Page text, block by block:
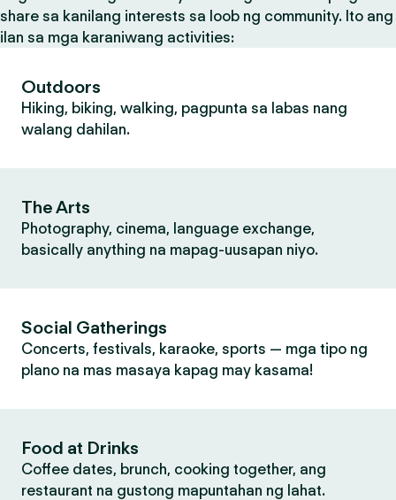
share sa kanilang interests sa loob ng community. Ito ang
ilan sa mga karaniwang activities:
Outdoors
Hiking, biking, walking, pagpunta sa labas nang
walang dahilan.
The Arts
Photography, cinema, language exchange,
basically anything na mapag-uusapan niyo.
Social Gatherings
Concerts, festivals, karaoke, sports — mga tipo ng
plano na mas masaya kapag may kasama!
Food at Drinks
Coffee dates, brunch, cooking together, ang
restaurant na gustong mapuntahan ng lahat.